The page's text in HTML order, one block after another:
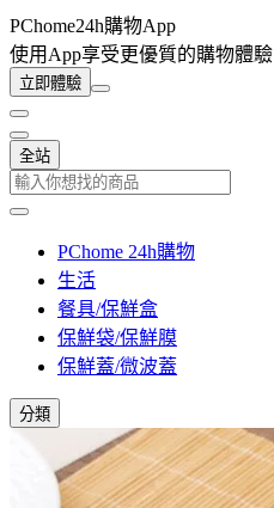
PChome24h購物App
使用App享受更優質的購物體驗
立即體驗
全站
PChome 24h購物
生活
餐具/保鮮盒
保鮮袋/保鮮膜
保鮮蓋/微波蓋
分類